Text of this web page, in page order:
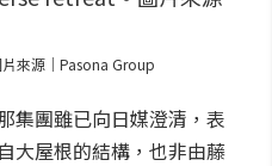
片來源｜Pasona Group
集團雖已向日媒澄清，表
大屋根的結構，也非由藤